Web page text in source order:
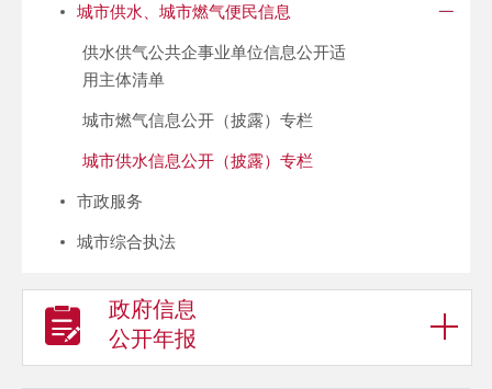
城市供水、城市燃气便民信息
供水供气公共企事业单位信息公开适
用主体清单
城市燃气信息公开（披露）专栏
城市供水信息公开（披露）专栏
市政服务
城市综合执法
政府信息
公开年报